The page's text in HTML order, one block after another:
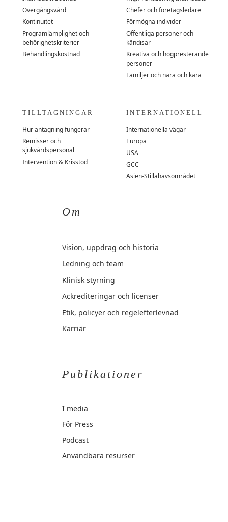
Övergångsvård
Kontinuitet
Programlämplighet och
behörighetskriterier
Behandlingskostnad
Chefer och företagsledare
Förmögna individer
Offentliga personer och
kändisar
Kreativa och högpresterande
personer
Familjer och nära och kära
TILLTAGNINGAR
Hur antagning fungerar
Remisser och
sjukvårdspersonal
Intervention & Krisstöd
INTERNATIONELL
Internationella vägar
Europa
USA
GCC
Asien-Stillahavsområdet
Om
Vision, uppdrag och historia
Ledning och team
Klinisk styrning
Ackrediteringar och licenser
Etik, policyer och regelefterlevnad
Karriär
Publikationer
I media
För Press
Podcast
Användbara resurser